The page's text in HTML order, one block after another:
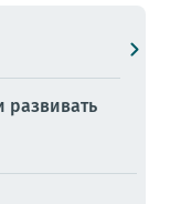
развивать